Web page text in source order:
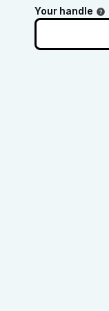
Your handle